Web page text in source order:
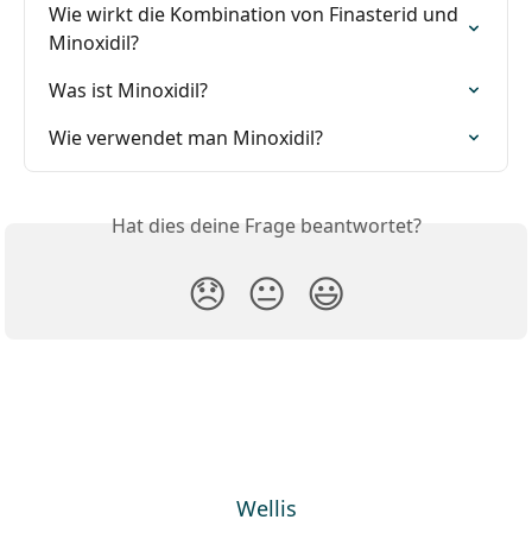
Wie wirkt die Kombination von Finasterid und
Minoxidil?
Was ist Minoxidil?
Wie verwendet man Minoxidil?
Hat dies deine Frage beantwortet?
😞 😐 😃
Wellis